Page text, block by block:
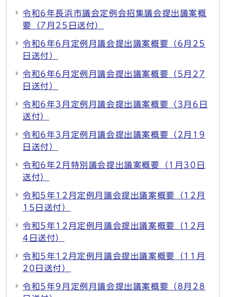
令和6年長浜市議会定例会招集議会提出議案概
要（7月25日送付）
令和6年6月定例月議会提出議案概要（6月25
日送付）
令和6年6月定例月議会提出議案概要（5月27
日送付）
令和6年3月定例月議会提出議案概要（3月6日
送付）
令和6年3月定例月議会提出議案概要（2月19
日送付）
令和6年2月特別議会提出議案概要（1月30日
送付）
令和5年12月定例月議会提出議案概要（12月
15日送付）
令和5年12月定例月議会提出議案概要（12月
4日送付）
令和5年12月定例月議会提出議案概要（11月
20日送付）
令和5年9月定例月議会提出議案概要（8月28